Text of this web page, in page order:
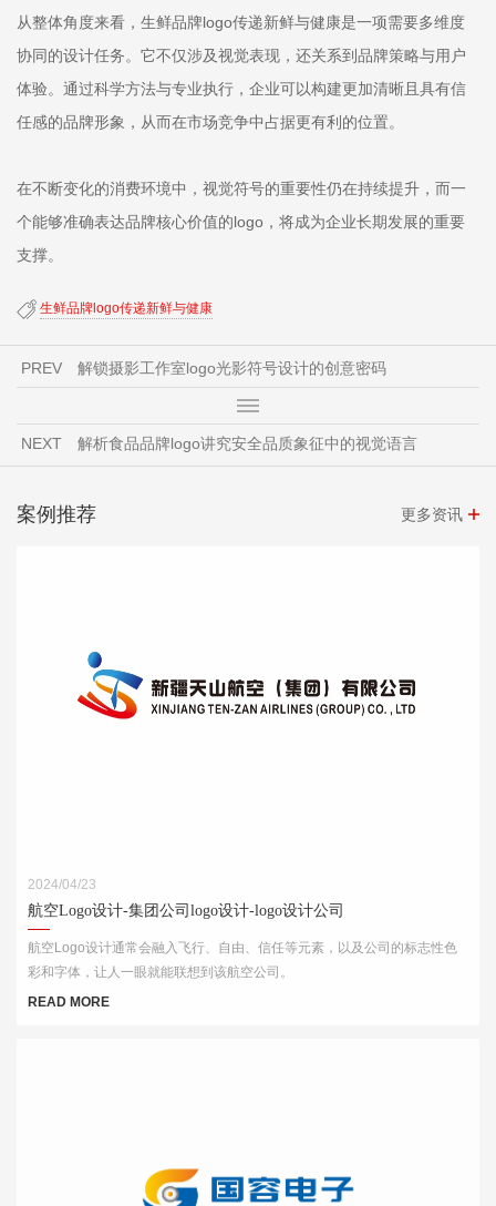
从整体角度来看，生鲜品牌logo传递新鲜与健康是一项需要多维度
协同的设计任务。它不仅涉及视觉表现，还关系到品牌策略与用户
体验。通过科学方法与专业执行，企业可以构建更加清晰且具有信
任感的品牌形象，从而在市场竞争中占据更有利的位置。
在不断变化的消费环境中，视觉符号的重要性仍在持续提升，而一
个能够准确表达品牌核心价值的logo，将成为企业长期发展的重要
支撑。
生鲜品牌logo传递新鲜与健康
PREV 解锁摄影工作室logo光影符号设计的创意密码
NEXT 解析食品品牌logo讲究安全品质象征中的视觉语言
案例推荐 更多资讯
2024/04/23
航空Logo设计-集团公司logo设计-logo设计公司
航空Logo设计通常会融入飞行、自由、信任等元素，以及公司的标志性色
彩和字体，让人一眼就能联想到该航空公司。
READ MORE